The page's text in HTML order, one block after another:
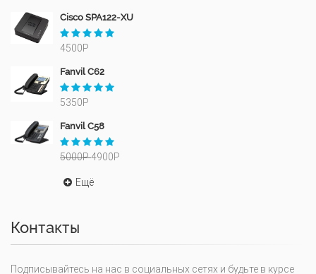
Cisco SPA122-XU
4500Р
Fanvil C62
5350Р
Fanvil C58
5000Р4900Р
Ещё
Контакты
Подписывайтесь на нас в социальных сетях и будьте в курсе